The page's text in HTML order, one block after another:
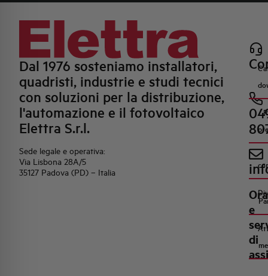
Dal 1976 sosteniamo installatori,
quadristi, industrie e studi tecnici
con soluzioni per la distribuzione,
l'automazione e il fotovoltaico
Elettra S.r.l.
Sede legale e operativa:
Via Lisbona 28A/5
35127 Padova (PD) – Italia
e
di